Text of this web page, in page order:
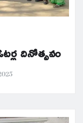
దినోత్సవం